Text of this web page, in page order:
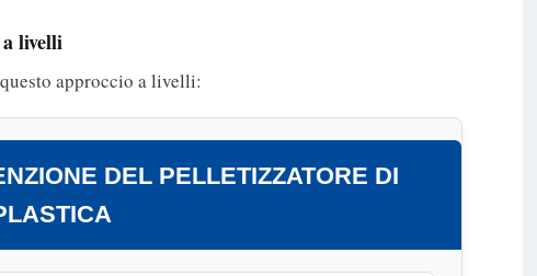
livelli
approccio a livelli:
DEL PELLETIZZATORE DI